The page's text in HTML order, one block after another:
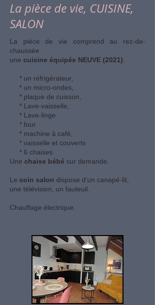
La pièce de vie, CUISINE,
SALON
La pièce de vie comprend au rez-de-
chaussée
une cuisine équipée NEUVE (2021):
* un réfrigérateur,
* un micro-ondes,
* plaque de cuisson,
* Lave-vaisselle,
* Lave-linge
* four
* machine à café,
* vaisselle et couverts
* 6 chaises
Une chaise bébé sur demande.
Le coin salon dispose d'un canapé-lit,
une télévision, un fauteuil.
Chauffage électrique.